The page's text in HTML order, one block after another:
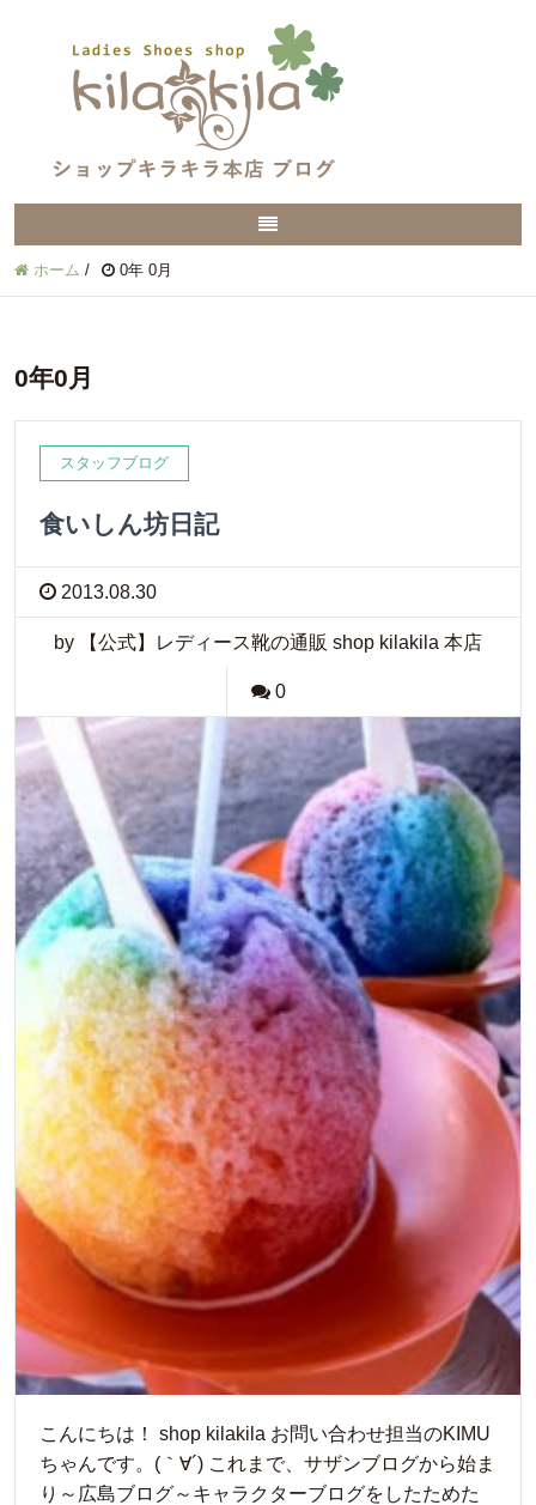
ホーム / 0年 0月
0年0月
スタッフブログ
食いしん坊日記
2013.08.30
by 【公式】レディース靴の通販 shop kilakila 本店
0
こんにちは！ shop kilakila お問い合わせ担当のKIMU
ちゃんです。(｀∀´) これまで、サザンブログから始ま
り～広島ブログ～キャラクターブログをしたためた